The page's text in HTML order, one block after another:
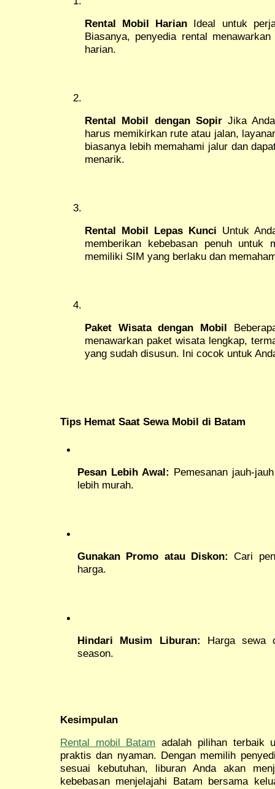
Rental Mobil Harian Ideal untuk
Biasanya, penyedia rental
harian.
Rental Mobil dengan SopirJika Anda
harus memikirkan rute atau jalan,
biasanya lebih memahami jalur dan
menarik.
Rental Mobil Lepas Kunci Untuk
memberikan kebebasan penuh untuk
memiliki SIM yang berlaku dan
Paket Wisata dengan Mobil
menawarkan paket wisata lengkap,
yang sudah disusun. Ini cocok untuk
Tips Hemat Saat Sewa Mobil di Batam
Pesan Lebih Awal: Pemesanan jauh-
lebih murah.
Gunakan Promo atau Diskon: Cari
harga.
Hindari Musim Liburan: Harga sewa
season.
Kesimpulan
Rental mobil Batam adalah pilihan terbaik
praktis dan nyaman. Dengan memilih
sesuai kebutuhan, liburan Anda akan
kebebasan menjelajahi Batam bersama